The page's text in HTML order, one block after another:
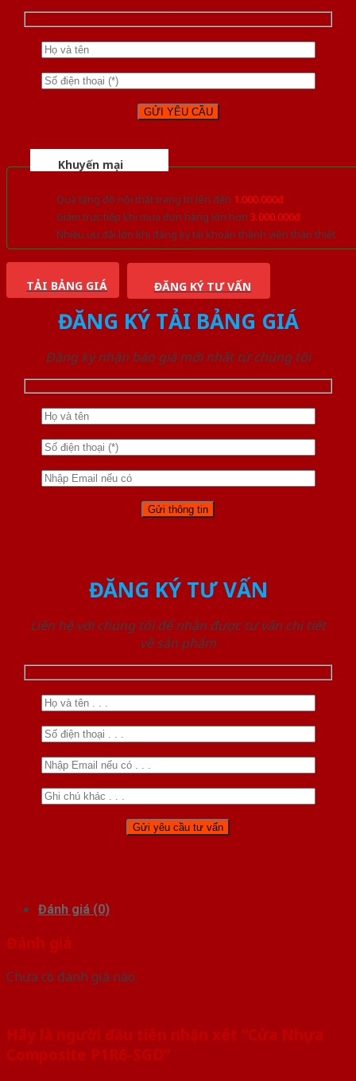
Khuyến mại
Quà tặng đồ nội thất trang trí lên đến 1.000.000đ
Giảm trực tiếp khi mua đơn hàng lớn hơn 3.000.000đ
Nhiều ưu đãi lớn khi đăng ký tài khoản thành viên thân thiết
TẢI BẢNG GIÁ ĐĂNG KÝ TƯ VẤN
ĐĂNG KÝ TẢI BẢNG GIÁ
Đăng ký nhận báo giá mới nhất từ chúng tôi
ĐĂNG KÝ TƯ VẤN
Liên hệ với chúng tôi để nhận được tư vấn chi tiết
về sản phẩm
Đánh giá (0)
Đánh giá
Chưa có đánh giá nào.
Hãy là người đầu tiên nhận xét “Cửa Nhựa
Composite P1R6-SGD”